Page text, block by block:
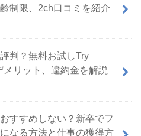
制限、2ch口コミを紹介
判？無料お試しTry
メリット、違約金を解説
すすめしない？新卒でフ
なる方法と仕事の獲得方